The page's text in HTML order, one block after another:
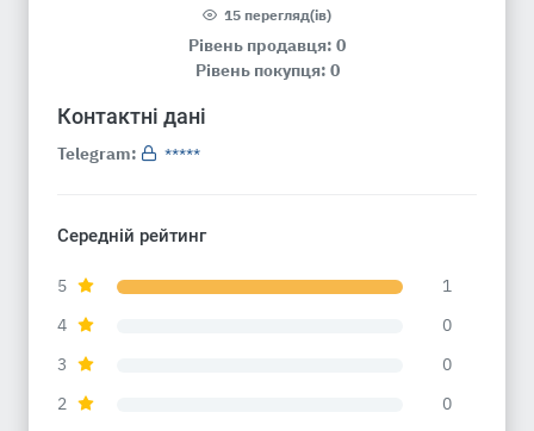
15 перегляд(ів)
Рівень продавця: 0
Рівень покупця: 0
Контактні дані
Telegram: *****
Середній рейтинг
5
1
4
0
3
0
2
0